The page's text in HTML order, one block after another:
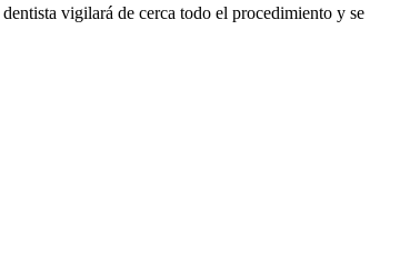
vigilará de cerca todo el procedimiento y se